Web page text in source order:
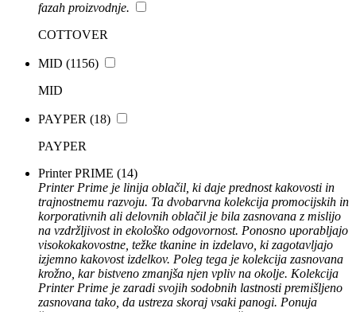
fazah proizvodnje.
COTTOVER
MID (1156)
MID
PAYPER (18)
PAYPER
Printer PRIME (14)
Printer Prime je linija oblačil, ki daje prednost kakovosti in
trajnostnemu razvoju. Ta dvobarvna kolekcija promocijskih in
korporativnih ali delovnih oblačil je bila zasnovana z mislijo
na vzdržljivost in ekološko odgovornost. Ponosno uporabljajo
visokokakovostne, težke tkanine in izdelavo, ki zagotavljajo
izjemno kakovost izdelkov. Poleg tega je kolekcija zasnovana
krožno, kar bistveno zmanjša njen vpliv na okolje. Kolekcija
Printer Prime je zaradi svojih sodobnih lastnosti premišljeno
zasnovana tako, da ustreza skoraj vsaki panogi. Ponuja